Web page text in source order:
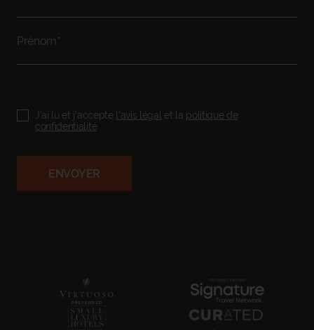
J'ai lu et j'accepte l'avis légal et la politique de
confidentialité
ENVOYER